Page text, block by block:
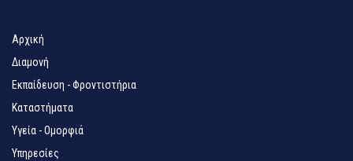
Αρχική
Διαμονή
Εκπαίδευση - Φροντιστήρια
Καταστήματα
Υγεία - Ομορφιά
Υπηρεσίες